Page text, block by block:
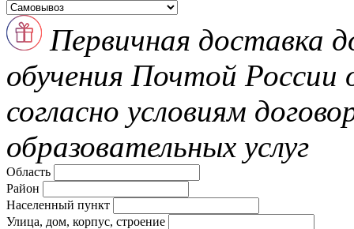
Первичная доставка
обучения Почтой России
согласно условиям
образовательных услуг
Область
Район
Населенный пункт
Улица, дом, корпус, строение